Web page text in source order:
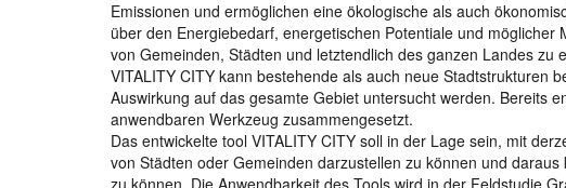
Emissionen und ermöglichen eine ökologische als auch
über den Energiebedarf, energetischen Potentiale und
von Gemeinden, Städten und letztendlich des ganzen Landes zu
VITALITY CITY kann bestehende als auch neue Stadtstrukturen
Auswirkung auf das gesamte Gebiet untersucht werden. Bereits
anwendbaren Werkzeug zusammengesetzt.
Das entwickelte tool VITALITY CITY soll in der Lage sein, mit
von Städten oder Gemeinden darzustellen zu können und
zu können. Die Anwendbarkeit des Tools wird in der Feldstudie